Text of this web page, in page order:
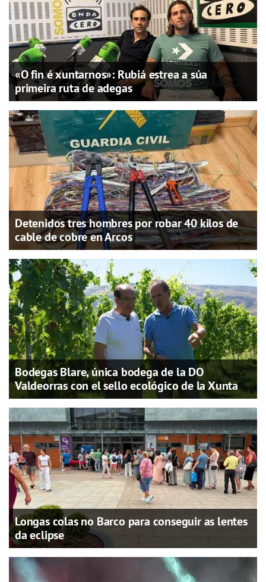
«O fin é xuntarnos»: Rubiá estrea a súa
primeira ruta de adegas
Detenidos tres hombres por robar 40 kilos de
cable de cobre en Arcos
Bodegas Blare, única bodega de la DO
Valdeorras con el sello ecológico de la Xunta
Longas colas no Barco para conseguir as lentes
da eclipse